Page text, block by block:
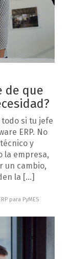
de que
si tu jefe
ERP. No
y
la empresa,
un cambio,
la […]
para PyMES